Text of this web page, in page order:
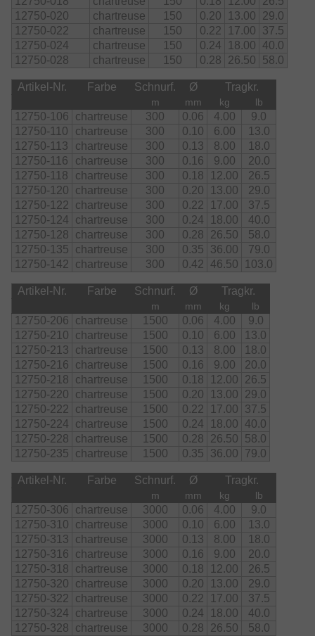
12750-020
chartreuse 150 0.20 13.00
29.0
12750-022
chartreuse 150 0.22 17.00
37.5
12750-024
chartreuse 150 0.24 18.00
40.0
12750-028
chartreuse 150 0.28 26.50 58.0
Artikel-Nr. Farbe Schnurf. Ø Tragkr.
m mm kg lb
12750-106 chartreuse 300 0.06 4.00
9.0
12750-110
chartreuse 300 0.10 6.00
13.0
12750-113
chartreuse 300 0.13 8.00
18.0
12750-116
chartreuse 300 0.16 9.00
20.0
12750-118
chartreuse 300 0.18 12.00
26.5
12750-120
chartreuse 300 0.20 13.00
29.0
12750-122
chartreuse 300 0.22 17.00
37.5
12750-124
chartreuse 300 0.24 18.00
40.0
12750-128
chartreuse 300 0.28 26.50
58.0
12750-135
chartreuse 300 0.35 36.00
79.0
12750-142
chartreuse 300 0.42 46.50 103.0
Artikel-Nr. Farbe Schnurf. Ø Tragkr.
m mm kg lb
12750-206 chartreuse 1500 0.06 4.00
9.0
12750-210
chartreuse 1500 0.10 6.00
13.0
12750-213
chartreuse 1500 0.13 8.00
18.0
12750-216
chartreuse 1500 0.16 9.00
20.0
12750-218
chartreuse 1500 0.18 12.00
26.5
12750-220
chartreuse 1500 0.20 13.00
29.0
12750-222
chartreuse 1500 0.22 17.00
37.5
12750-224
chartreuse 1500 0.24 18.00
40.0
12750-228
chartreuse 1500 0.28 26.50
58.0
12750-235
chartreuse 1500 0.35 36.00 79.0
Artikel-Nr. Farbe Schnurf. Ø Tragkr.
m mm kg lb
12750-306 chartreuse 3000 0.06 4.00
9.0
12750-310
chartreuse 3000 0.10 6.00
13.0
12750-313
chartreuse 3000 0.13 8.00
18.0
12750-316
chartreuse 3000 0.16 9.00
20.0
12750-318
chartreuse 3000 0.18 12.00
26.5
12750-320
chartreuse 3000 0.20 13.00
29.0
12750-322
chartreuse 3000 0.22 17.00
37.5
12750-324
chartreuse 3000 0.24 18.00
40.0
12750-328
chartreuse 3000 0.28 26.50
58.0